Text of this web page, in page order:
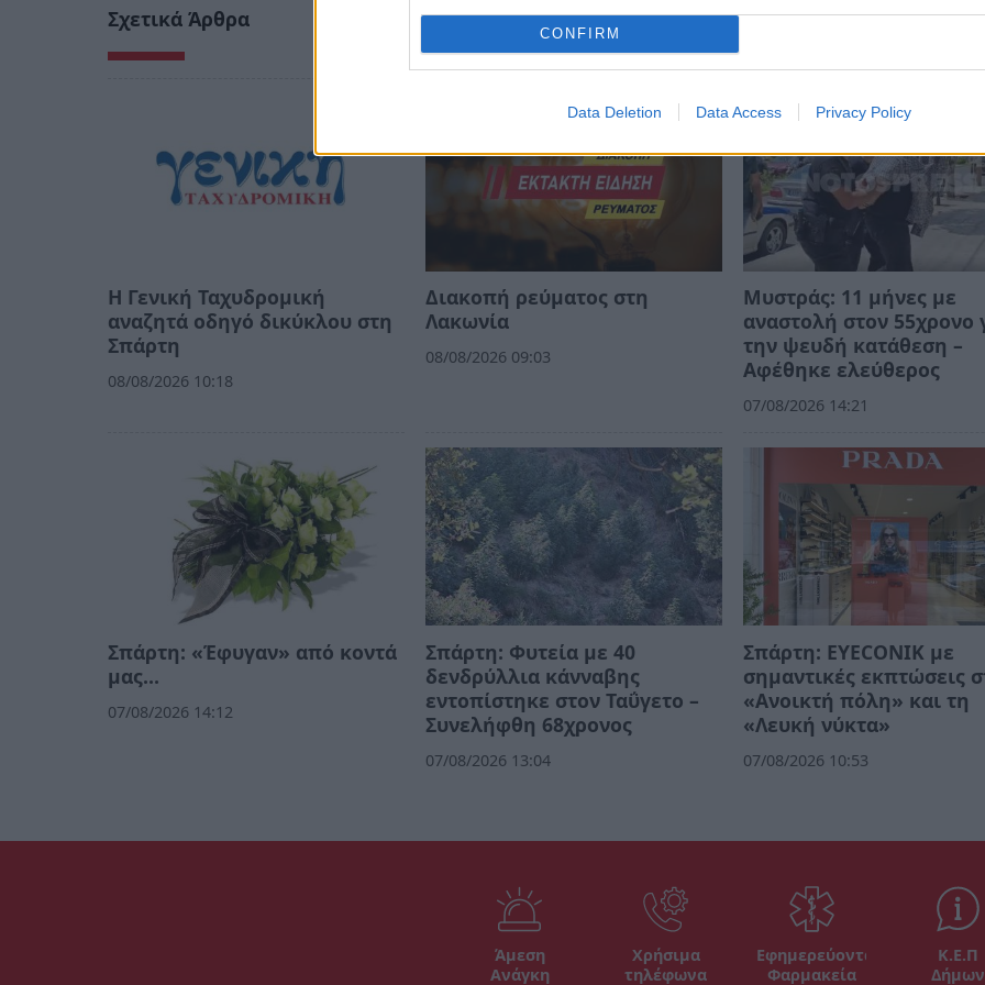
CONFIRM
Data Deletion Data Access Privacy Policy
Σχετικά Άρθρα
Η Γενική Ταχυδρομική
αναζητά οδηγό δικύκλου στη
Σπάρτη
08/08/2026 10:18
Διακοπή ρεύματος στη
Λακωνία
08/08/2026 09:03
Μυστράς: 11 μήνες με
αναστολή στον 55χρονο
την ψευδή κατάθεση –
Αφέθηκε ελεύθερος
07/08/2026 14:21
Σπάρτη: «Έφυγαν» από κοντά
μας…
07/08/2026 14:12
Σπάρτη: Φυτεία με 40
δενδρύλλια κάνναβης
εντοπίστηκε στον Ταΰγετο –
Συνελήφθη 68χρονος
07/08/2026 13:04
Σπάρτη: EYECONIK με
σημαντικές εκπτώσεις
«Ανοικτή πόλη» και τη
«Λευκή νύκτα»
07/08/2026 10:53
Άμεση
Ανάγκη
Χρήσιμα
τηλέφωνα
Εφημερεύοντα
Φαρμακεία
Κ.Ε.Π
Δήμων